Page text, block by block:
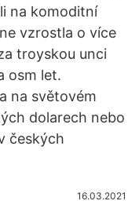
na komoditní
vzrostla o více
troyskou unci
osm let.
na světovém
dolarech nebo
českých
16.03.2021